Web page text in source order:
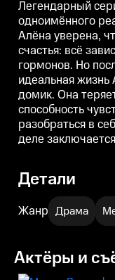
чувствовать. Ей
разобраться в себе и
чём же на самом деле
заключается счастье.
Легендарный
одноимённого
Алёна уверена,
счастья: всё
гормонов. Но
идеальная
домик. Она
способность
разобраться в
деле
Детали
Жанр Драма
Актёры и